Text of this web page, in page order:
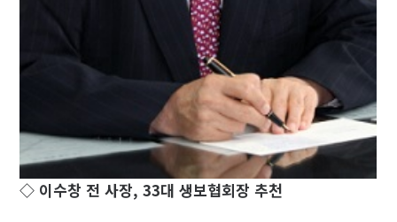
◇ 이수창 전 사장, 33대 생보협회장 추천